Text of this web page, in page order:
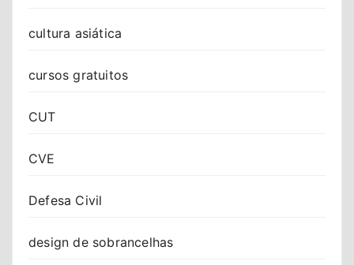
cultura asiática
cursos gratuitos
CUT
CVE
Defesa Civil
design de sobrancelhas